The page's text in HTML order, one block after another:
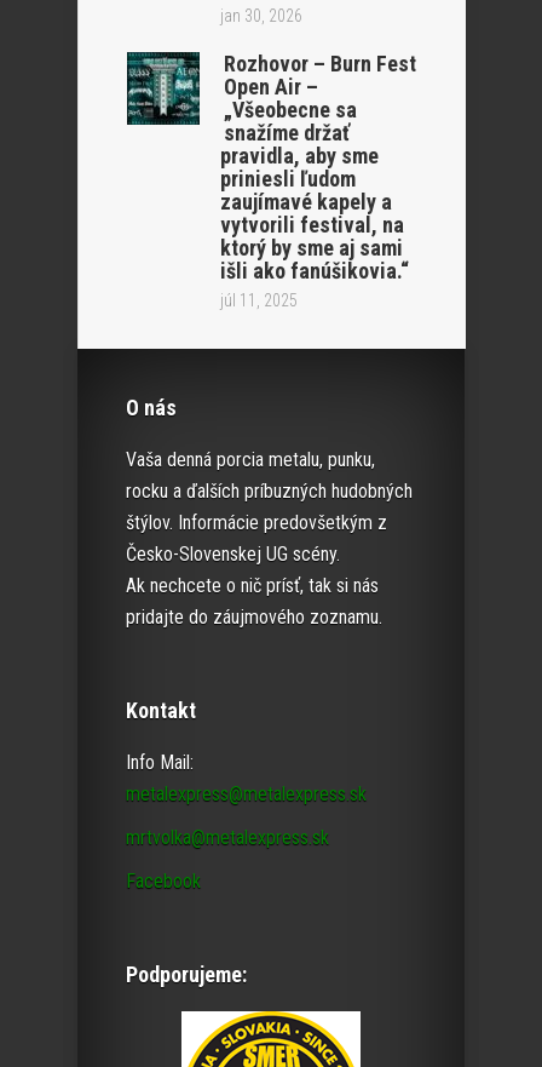
jan 30, 2026
Rozhovor – Burn Fest
Open Air –
„Všeobecne sa
snažíme držať
pravidla, aby sme
priniesli ľudom
zaujímavé kapely a
vytvorili festival, na
ktorý by sme aj sami
išli ako fanúšikovia.“
júl 11, 2025
O nás
Vaša denná porcia metalu, punku,
rocku a ďalších príbuzných hudobných
štýlov. Informácie predovšetkým z
Česko-Slovenskej UG scény.
Ak nechcete o nič prísť, tak si nás
pridajte do záujmového zoznamu.
Kontakt
Info Mail:
metalexpress@metalexpress.sk
mrtvolka@metalexpress.sk
Facebook
Podporujeme: